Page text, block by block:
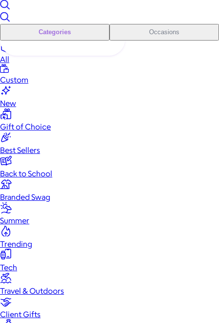
Categories Occasions
All
Custom
New
Gift of Choice
Best Sellers
Back to School
Branded Swag
Summer
Trending
Tech
Travel & Outdoors
Client Gifts